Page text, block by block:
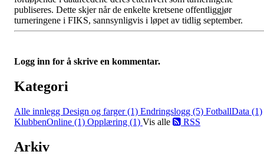
publiseres. Dette skjer når de enkelte kretsene offentliggjør
turneringene i FIKS, sannsynligvis i løpet av tidlig september.
Logg inn for å skrive en kommentar.
Kategori
Alle innlegg Design og farger (1) Endringslogg (5) FotballData (1)
KlubbenOnline (1) Opplæring (1) Vis alle RSS
Arkiv